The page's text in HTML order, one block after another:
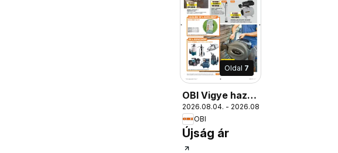
Oldal 7
OBI Vigye haza
a nyarat!
2026.08.04. - 2026.08.30.
OBI
Újság ár